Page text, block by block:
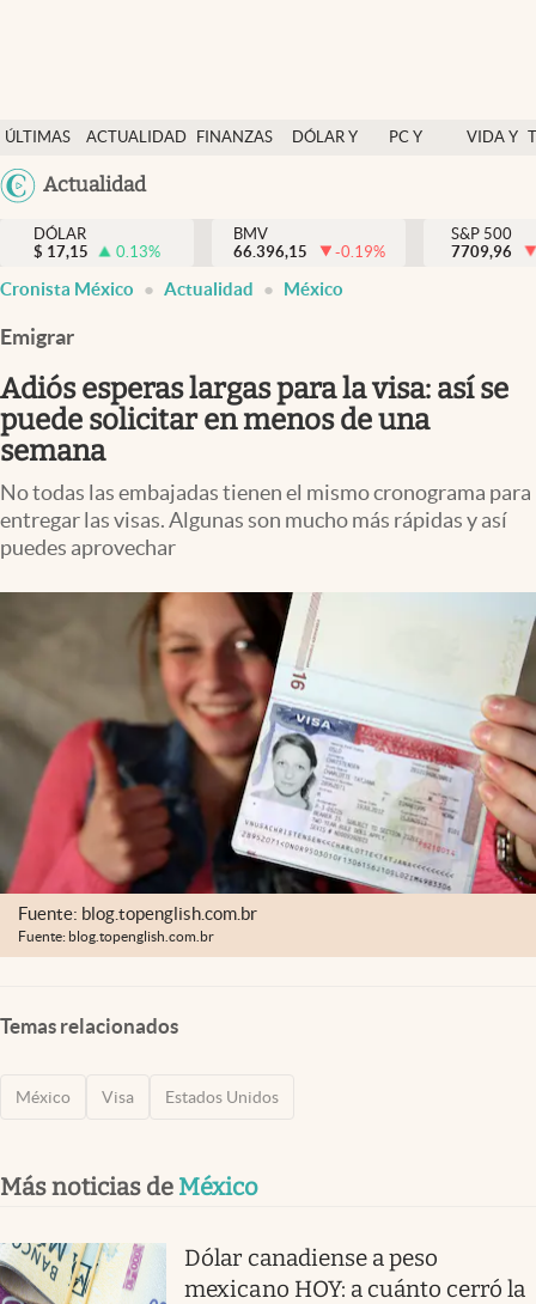
ÚLTIMAS
NOTICIAS
ACTUALIDAD
FINANZAS
DÓLAR Y
PC Y
VIDA Y
México
Actualidad
Actualidad
Finanzas y economía
Dólar y mercados
Pc y celular
Vida y estilo
Tv
Clima
Espiritualidad
Mediakit
abre en nueva pestaña
DÓLAR
$ 17,15 0.13%
BMV
66.396,15
-0.19%
S&P 500
7709,96
Cronista México Actualidad México
Emigrar
Adiós esperas largas para la visa: así se
puede solicitar en menos de una
semana
No todas las embajadas tienen el mismo cronograma para
entregar las visas. Algunas son mucho más rápidas y así
puedes aprovechar
Fuente: blog.topenglish.com.br
Fuente: blog.topenglish.com.br
Temas relacionados
México Visa Estados Unidos
Más noticias de México
Dólar canadiense a peso
mexicano HOY: a cuánto cerró la